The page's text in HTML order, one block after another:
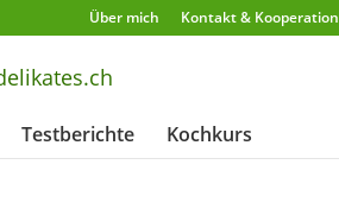
Über mich Kontakt & Kooperation
Testberichte Kochkurs